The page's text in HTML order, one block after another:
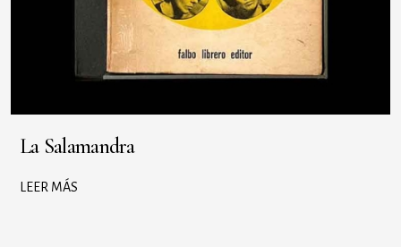
La Salamandra
LEER MÁS